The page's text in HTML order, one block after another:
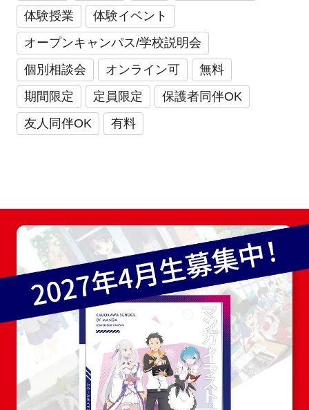
体験授業
体験イベント
オープンキャンパス/学校説明会
個別相談会
オンライン可
無料
期間限定
定員限定
保護者同伴OK
友人同伴OK
有料